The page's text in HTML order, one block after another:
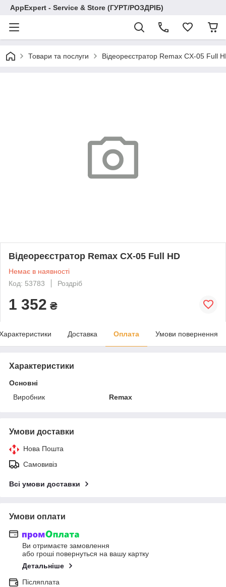
AppExpert - Service & Store (ГУРТ/РОЗДРІБ)
Товари та послуги Відеореєстратор Remax CX-05 Full
Відеореєстратор Remax CX-05 Full HD
Немає в наявності
Код: 53783
Роздріб
1 352 ₴
Доставка Оплата Умови повернення
Характеристики
Основні
Виробник
Remax
Умови доставки
Нова Пошта
Самовивіз
Всі умови доставки
Умови оплати
Ви отримаєте замовлення
або гроші повернуться на вашу картку
Детальніше
Післяплата